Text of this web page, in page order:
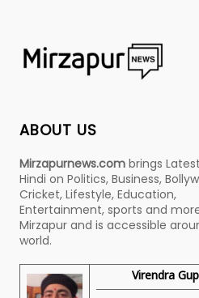
ABOUT US
Mirzapurnews.com brings
Hindi on Politics, Business,
Cricket, Lifestyle, Education,
Entertainment, sports and
Mirzapur and is accessible
world.
Virendra